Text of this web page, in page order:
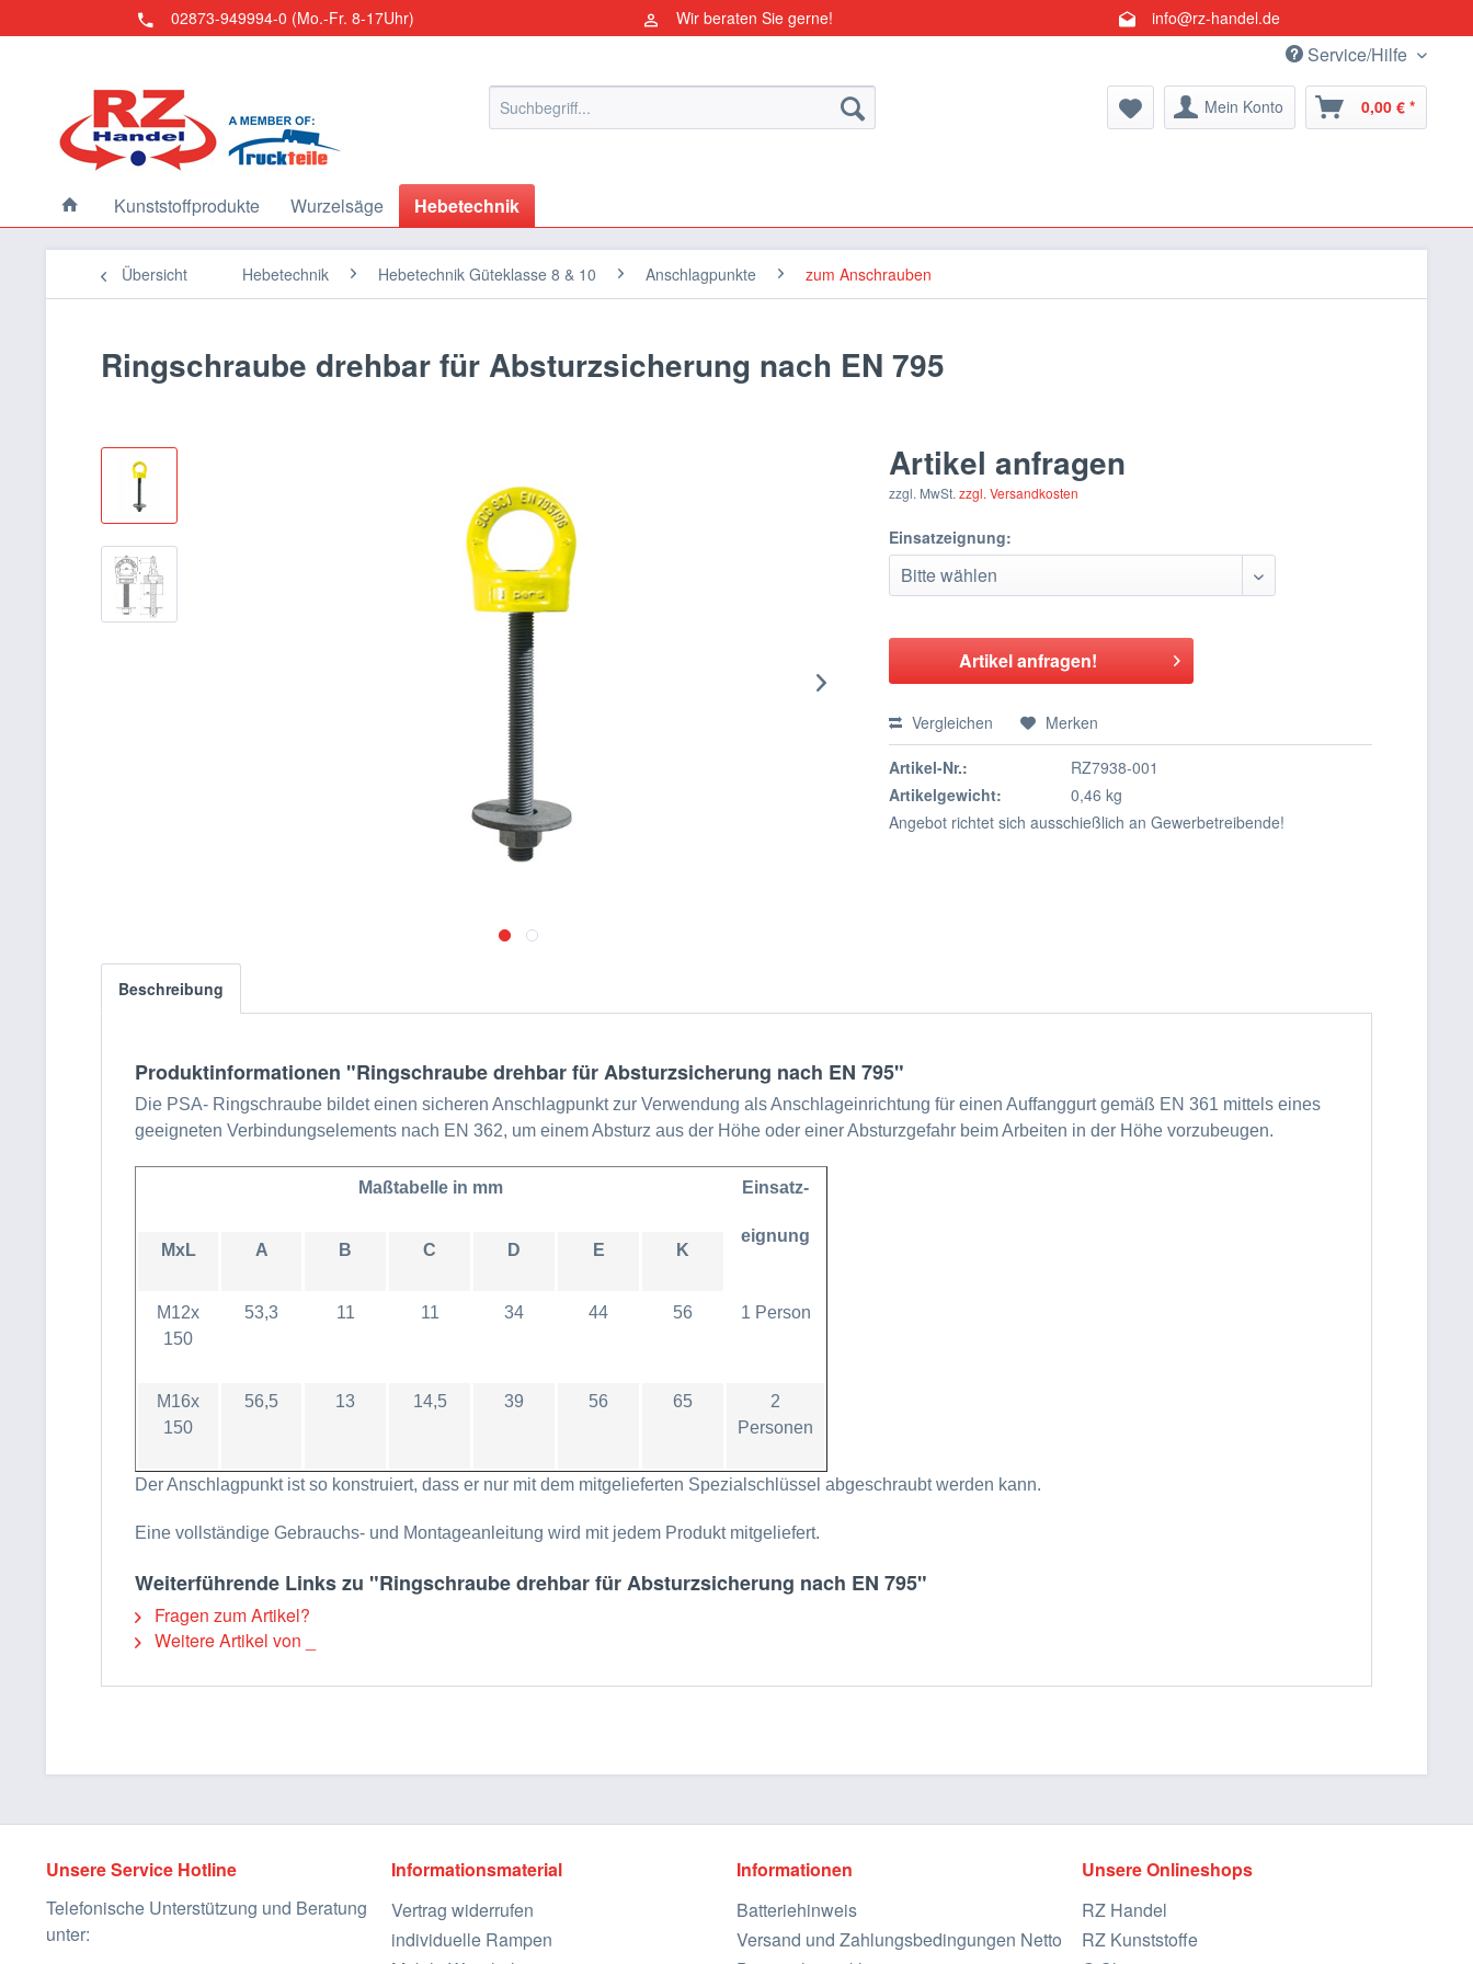
02873-949994-0 (Mo.-Fr. 8-17Uhr) Wir beraten Sie gerne! info@rz-handel.de
Service/Hilfe
Mein Konto 0,00 € *
Kunststoffprodukte Wurzelsäge Hebetechnik
Übersicht Hebetechnik Hebetechnik Güteklasse 8 & 10 Anschlagpunkte zum Anschrauben
Ringschraube drehbar für Absturzsicherung nach EN 795
Artikel anfragen
zzgl. MwSt.zzgl. Versandkosten
Einsatzeignung:
Artikel anfragen!
Vergleichen Merken
Artikel-Nr.:
RZ7938-001
Artikelgewicht:
0,46 kg
Angebot richtet sich ausschießlich an Gewerbetreibende!
Beschreibung
Produktinformationen "Ringschraube drehbar für Absturzsicherung nach EN 795"
Die PSA- Ringschraube bildet einen sicheren Anschlagpunkt zur Verwendung als Anschlageinrichtung für einen Auffanggurt gemäß EN 361 mittels eines
geeigneten Verbindungselements nach EN 362, um einem Absturz aus der Höhe oder einer Absturzgefahr beim Arbeiten in der Höhe vorzubeugen.
Maßtabelle in mm Einsatz-
eignung
MxL A B C D E K
M12x
150
53,3 11 11 34 44 56 1 Person
M16x
150
56,5 13 14,5 39 56 65
2
Personen
Der Anschlagpunkt ist so konstruiert, dass er nur mit dem mitgelieferten Spezialschlüssel abgeschraubt werden kann.
Eine vollständige Gebrauchs- und Montageanleitung wird mit jedem Produkt mitgeliefert.
Weiterführende Links zu "Ringschraube drehbar für Absturzsicherung nach EN 795"
Fragen zum Artikel?
Weitere Artikel von _
Unsere Service Hotline
Telefonische Unterstützung und Beratung
unter:
Informationsmaterial
Vertrag widerrufen
individuelle Rampen
Informationen
Batteriehinweis
Versand und Zahlungsbedingungen Netto
Unsere Onlineshops
RZ Handel
RZ Kunststoffe